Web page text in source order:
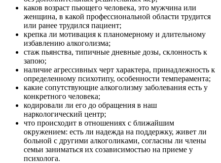
каков возраст пьющего человека, это мужчина или
женщина, в какой профессиональной области трудится
или ранее трудился пациент;
крепка ли мотивация к планомерному и длительному
избавлению алкоголизма;
стаж пьянства, типичные дневные дозы, склонность к
запою;
наличие агрессивных черт характера, принадлежность к
определенному психотипу, особенности темперамента;
какие сопутствующие алкоголизму заболевания есть у
конкретного человека;
кодировали ли его до обращения в наш
наркологический центр;
что происходит в отношениях с ближайшим
окружением: есть ли надежда на поддержку, живет ли
больной с другими алкоголиками, согласны ли члены
семьи заниматься их созависимостью на приеме у
психолога.